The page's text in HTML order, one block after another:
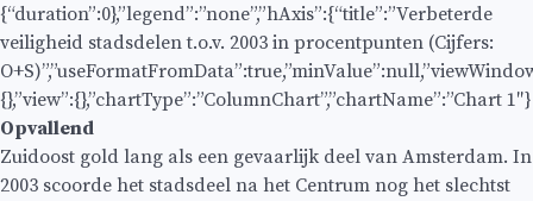
{“duration”:0},”legend”:”none”,”hAxis”:{“title”:”Verbeterde
veiligheid stadsdelen t.o.v. 2003 in procentpunten (Cijfers:
{},”view”:{},”chartType”:”ColumnChart”,”chartName”:”Chart 1″}
Opvallend
Zuidoost gold lang als een gevaarlijk deel van Amsterdam. In
2003 scoorde het stadsdeel na het Centrum nog het slechtst